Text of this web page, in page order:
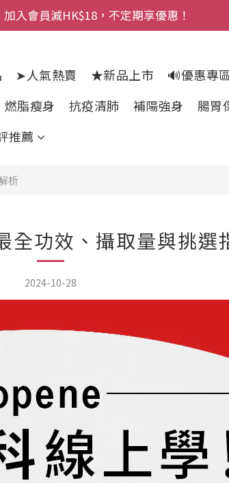
入會員減HK$18，不定期享優惠！
➤人氣熱賣 ★新品上市 🔊優惠專
燃脂瘦身 抗疫清肺 補陽強身 腸胃
推薦
析
全功效、攝取量與挑選
2024-10-28